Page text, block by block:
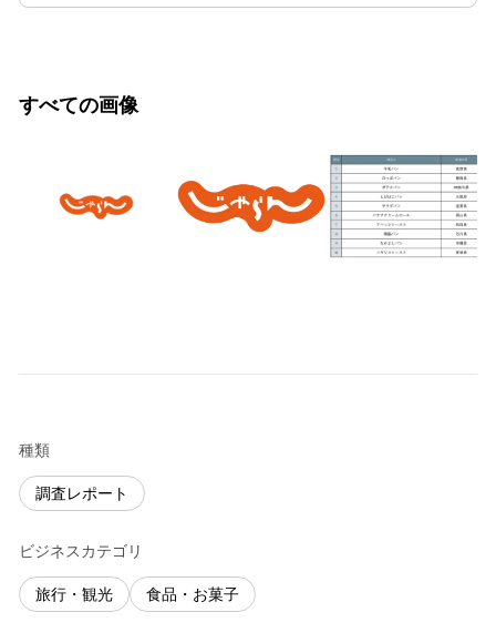
すべての画像
種類
調査レポート
ビジネスカテゴリ
旅行・観光 食品・お菓子